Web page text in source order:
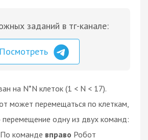
заданий в тг-канале:
Посмотреть
на N*N клеток (1 < N < 17).
может перемещаться по клеткам,
одну из двух команд:
По команде вправо Робот